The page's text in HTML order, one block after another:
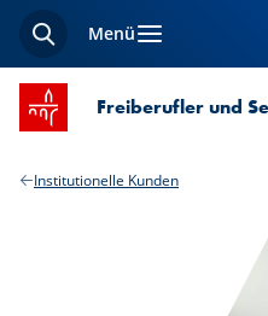
SucheMenü
Startseite SPUERKEESS
Freiberufler und
Institutionelle Kunden